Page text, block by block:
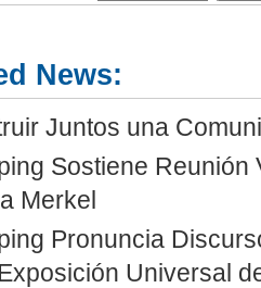
News:
Juntos una
Sostiene Reunión
Merkel
Pronuncia
Universal